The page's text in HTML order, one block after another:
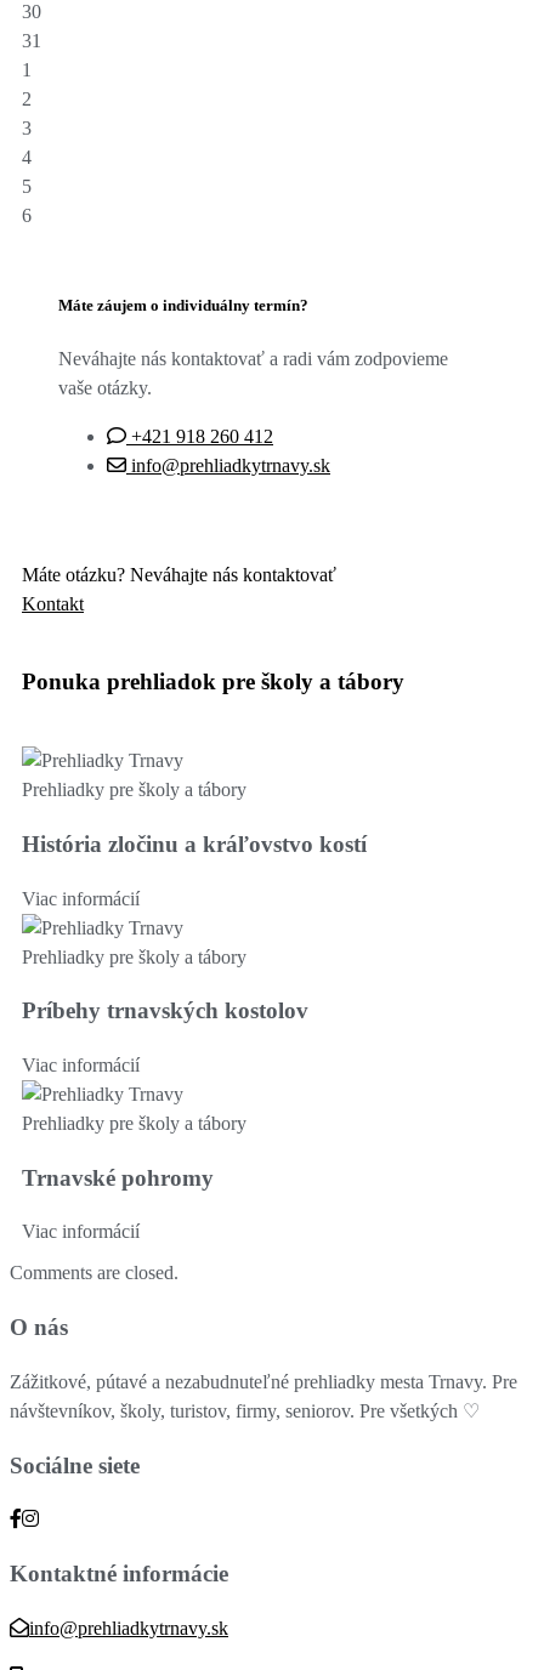
30
31
1
2
3
4
5
6
Máte záujem o individuálny termín?
Neváhajte nás kontaktovať a radi vám zodpovieme
vaše otázky.
+421 918 260 412
info@prehliadkytrnavy.sk
Máte otázku? Neváhajte nás kontaktovať
Kontakt
Ponuka prehliadok pre školy a tábory
Prehliadky pre školy a tábory
História zločinu a kráľovstvo kostí
Viac informácií
Prehliadky pre školy a tábory
Príbehy trnavských kostolov
Viac informácií
Prehliadky pre školy a tábory
Trnavské pohromy
Viac informácií
Comments are closed.
O nás
Zážitkové, pútavé a nezabudnuteľné prehliadky mesta Trnavy. Pre
návštevníkov, školy, turistov, firmy, seniorov. Pre všetkých ♡
Sociálne siete
Kontaktné informácie
info@prehliadkytrnavy.sk